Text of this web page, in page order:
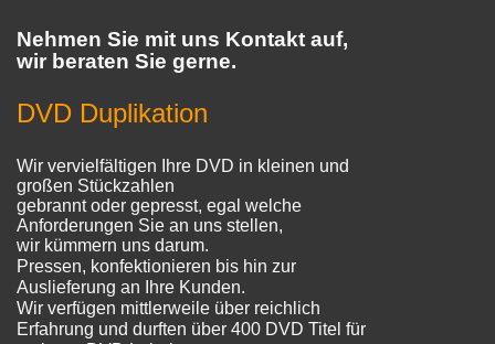
Nehmen Sie mit uns Kontakt auf,
wir beraten Sie gerne.
DVD Duplikation
Wir vervielfältigen Ihre DVD in kleinen und
großen Stückzahlen
gebrannt oder gepresst, egal welche
Anforderungen Sie an uns stellen,
wir kümmern uns darum.
Pressen, konfektionieren bis hin zur
Auslieferung an Ihre Kunden.
Wir verfügen mittlerweile über reichlich
Erfahrung und durften über 400 DVD Titel für